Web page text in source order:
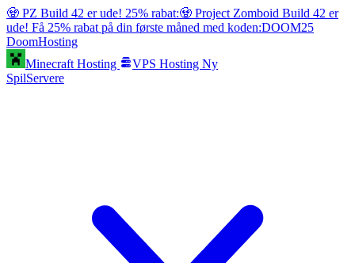
🧟 PZ Build 42 er ude! 25% rabat:🧟 Project Zomboid Build 42 er
ude! Få 25% rabat på din første måned med koden:DOOM25
DoomHosting
Minecraft Hosting
VPS Hosting Ny
SpilServere